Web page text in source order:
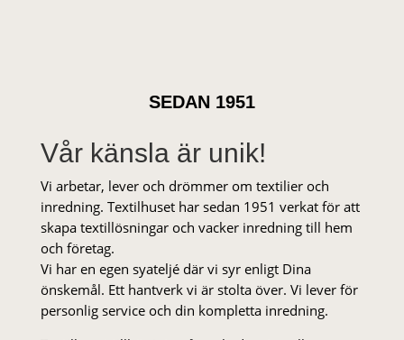
SEDAN 1951
Vår känsla är unik!
Vi arbetar, lever och drömmer om textilier och
inredning. Textilhuset har sedan 1951 verkat för att
skapa textillösningar och vacker inredning till hem
och företag.
Vi har en egen syateljé där vi syr enligt Dina
önskemål. Ett hantverk vi är stolta över. Vi lever för
personlig service och din kompletta inredning.